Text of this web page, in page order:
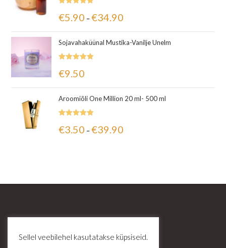
5.00 / 5
€5.90 – €34.90
Sojavahaküünal Mustika-Vanilje Unelm
5.00 / 5
€9.50
Aroomiõli One Million 20 ml- 500 ml
5.00/ 5
€3.50 – €39.90
Sellel veebilehel kasutatakse küpsiseid.